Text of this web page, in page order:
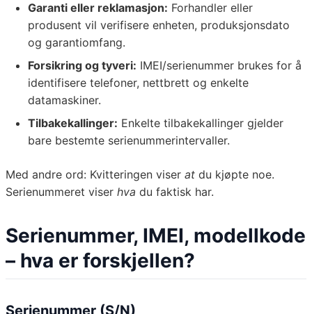
Garanti eller reklamasjon: Forhandler eller
produsent vil verifisere enheten, produksjonsdato
og garantiomfang.
Forsikring og tyveri: IMEI/serienummer brukes for å
identifisere telefoner, nettbrett og enkelte
datamaskiner.
Tilbakekallinger: Enkelte tilbakekallinger gjelder
bare bestemte serienummerintervaller.
Med andre ord: Kvitteringen viser at du kjøpte noe.
Serienummeret viser hva du faktisk har.
Serienummer, IMEI, modellkode
– hva er forskjellen?